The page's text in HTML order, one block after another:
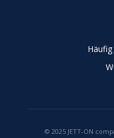
© 2025 JETT-ON